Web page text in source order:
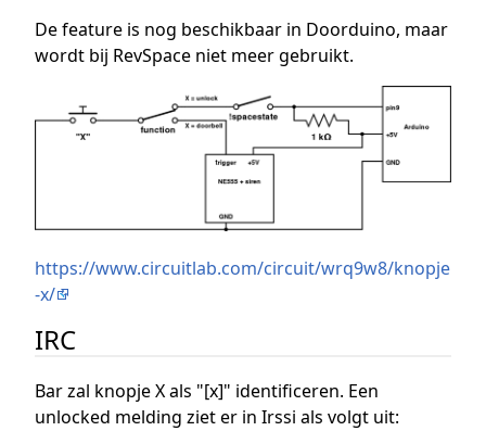
De feature is nog beschikbaar in Doorduino, maar
wordt bij RevSpace niet meer gebruikt.
https://www.circuitlab.com/circuit/wrq9w8/knopje
-x/
IRC
Bar zal knopje X als "[x]" identificeren. Een
unlocked melding ziet er in Irssi als volgt uit: